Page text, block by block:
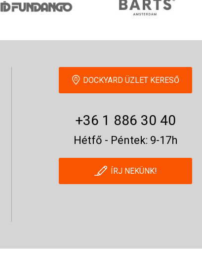
DOCKYARD ÜZLET KERESŐ
+36 1 886 30 40
Hétfő - Péntek: 9-17h
ÍRJ NEKÜNK!